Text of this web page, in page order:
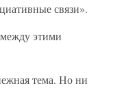
связи».
между этими
тема. Но ни